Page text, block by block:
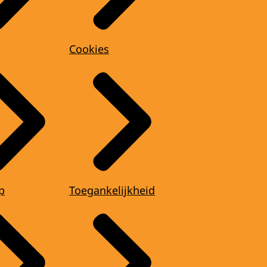
Cookies
Toegankelijkheid